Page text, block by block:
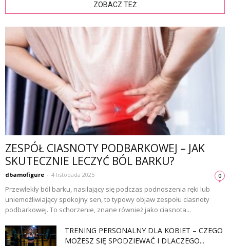
ZOBACZ TEŻ
ZESPÓŁ CIASNOTY PODBARKOWEJ – JAK
SKUTECZNIE LECZYĆ BÓL BARKU?
dbamofigure - 4 listopada 2025 0
Przewlekły ból barku, nasilający się podczas podnoszenia ręki lub
uniemożliwiający spokojny sen, to typowy objaw zespołu ciasnoty
podbarkowej. To schorzenie, znane również jako ciasnota...
TRENING PERSONALNY DLA KOBIET – CZEGO
MOŻESZ SIĘ SPODZIEWAĆ I DLACZEGO...